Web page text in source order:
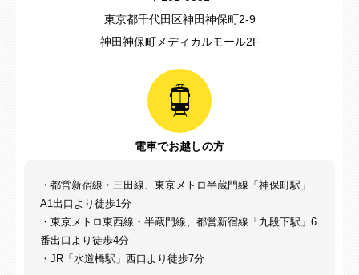
東京都千代田区神田神保町2-9
神田神保町メディカルモール2F
電車でお越しの方
・都営新宿線・三田線、東京メトロ半蔵門線「神保町駅」
A1出口より徒歩1分
・東京メトロ東西線・半蔵門線、都営新宿線「九段下駅」6
番出口より徒歩4分
・JR「水道橋駅」西口より徒歩7分